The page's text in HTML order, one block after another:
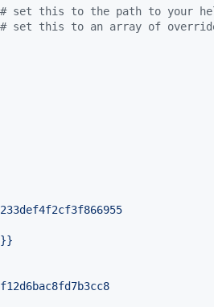
# set this to the path to your
# set this to an array of
}}